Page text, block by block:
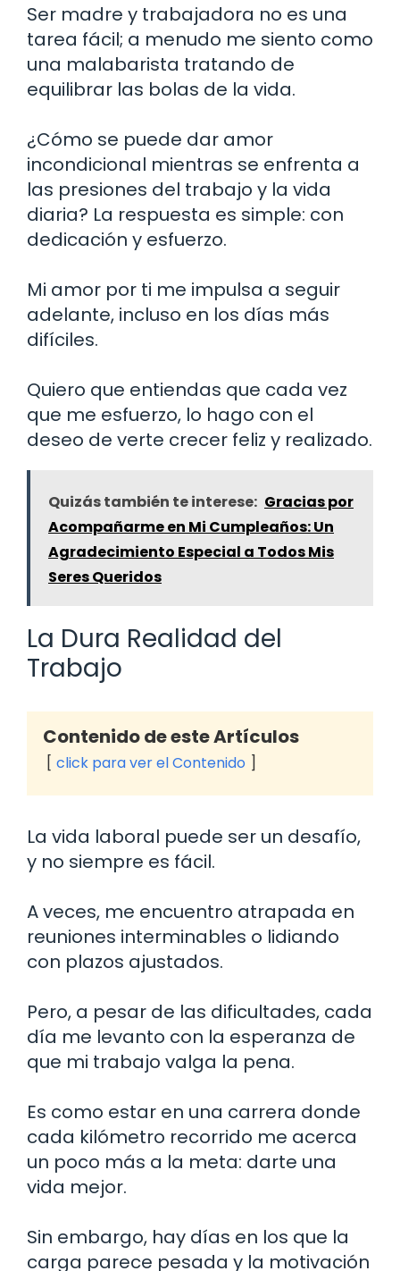
Ser madre y trabajadora no es una
tarea fácil; a menudo me siento como
una malabarista tratando de
equilibrar las bolas de la vida.
¿Cómo se puede dar amor
incondicional mientras se enfrenta a
las presiones del trabajo y la vida
diaria? La respuesta es simple: con
dedicación y esfuerzo.
Mi amor por ti me impulsa a seguir
adelante, incluso en los días más
difíciles.
Quiero que entiendas que cada vez
que me esfuerzo, lo hago con el
deseo de verte crecer feliz y realizado.
Quizás también te interese: Gracias por
Acompañarme en Mi Cumpleaños: Un
Agradecimiento Especial a Todos Mis
Seres Queridos
La Dura Realidad del
Trabajo
Contenido de este Artículos
click para ver el Contenido
La vida laboral puede ser un desafío,
y no siempre es fácil.
A veces, me encuentro atrapada en
reuniones interminables o lidiando
con plazos ajustados.
Pero, a pesar de las dificultades, cada
día me levanto con la esperanza de
que mi trabajo valga la pena.
Es como estar en una carrera donde
cada kilómetro recorrido me acerca
un poco más a la meta: darte una
vida mejor.
Sin embargo, hay días en los que la
carga parece pesada y la motivación